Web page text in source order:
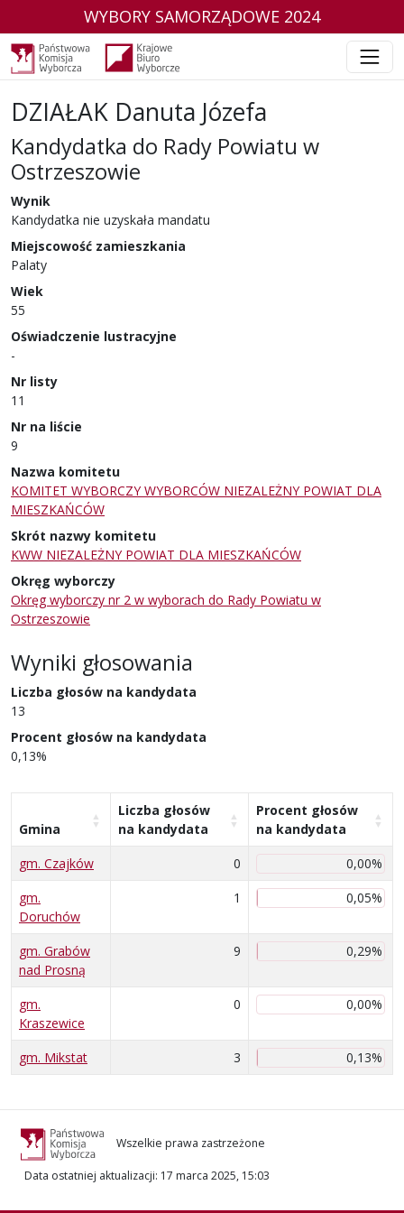
WYBORY SAMORZĄDOWE 2024
DZIAŁAK Danuta Józefa
Kandydatka do Rady Powiatu w
Ostrzeszowie
w wyborach samorządowych w 2024 r.
Wynik
Kandydatka nie uzyskała mandatu
Miejscowość zamieszkania
Palaty
Wiek
55
Oświadczenie lustracyjne
-
Nr listy
11
Nr na liście
9
Nazwa komitetu
KOMITET WYBORCZY WYBORCÓW NIEZALEŻNY POWIAT DLA
MIESZKAŃCÓW
Skrót nazwy komitetu
KWW NIEZALEŻNY POWIAT DLA MIESZKAŃCÓW
Okręg wyborczy
Okręg wyborczy nr 2 w wyborach do Rady Powiatu w
Ostrzeszowie
Wyniki głosowania
Liczba głosów na kandydata
13
Procent głosów na kandydata
0,13%
Gmina
Liczba głosów
na kandydata
Procent głosów
na kandydata
gm. Czajków
0
0,00%
gm.
Doruchów
1 0,05%
gm. Grabów
nad Prosną
9 0,29%
gm.
Kraszewice
0 0,00%
gm. Mikstat 3 0,13%
Wszelkie prawa zastrzeżone
Data ostatniej aktualizacji: 17 marca 2025, 15:03